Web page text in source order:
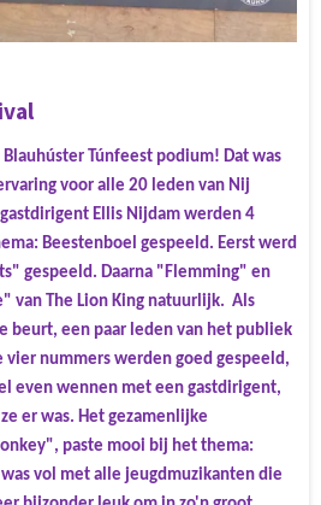
Túnfeest podium! Dat was
voor alle 20 leden van Nij
Ellis Nijdam werden 4
Beestenboel gespeeld. Eerst werd
gespeeld. Daarna "Flemming" en
van The Lion King natuurlijk. Als
beurt, een paar leden van het publiek
nummers werden goed gespeeld,
even wennen met een gastdirigent,
er was. Het gezamenlijke
paste mooi bij het thema:
vol met alle jeugdmuzikanten die